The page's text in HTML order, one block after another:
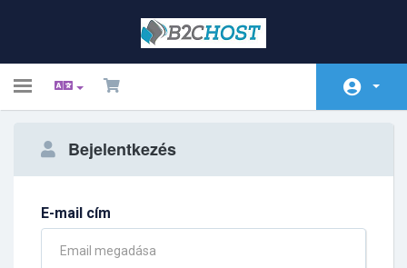
Toggle
Rendelés
Közlemények
Tudásbázis
Bejelentkezés
E-mail cím